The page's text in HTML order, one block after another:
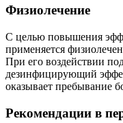
Физиолечение
С целью повышения
применяется
При его воздействии
дезинфицирующий
оказывает пребывание
Рекомендации в